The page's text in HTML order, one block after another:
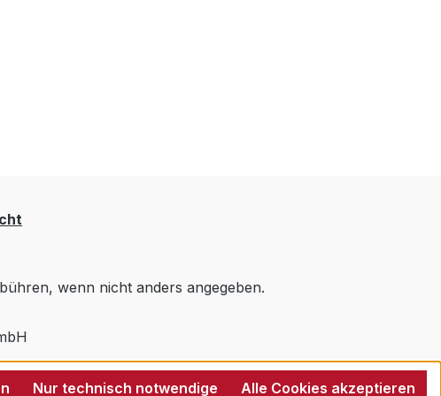
wenn nicht anders angegeben.
Nur technisch notwendige Alle Cookies akzeptieren